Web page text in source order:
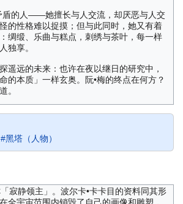
盾的人——她擅长与人交流，却厌恶与人交
的性格难以捉摸；但与此同时，她又有着
绸缎、乐曲与糕点，刺绣与茶叶，每一样
独享。
遥远的未来：也许在夜以继日的研究中，
的本质」一样玄奥。阮•梅的终点在何方？
。
#黑塔（人物）
寂静领主」。波尔卡•卡卡目的资料同其形
宇宙范围内销毁了自己的画像和雕塑，